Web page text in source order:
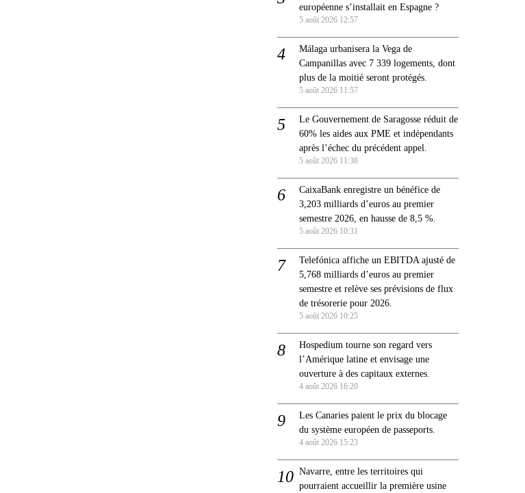
européenne s’installait en Espagne ?
5 août 2026 12:57
Málaga urbanisera la Vega de
Campanillas avec 7 339 logements, dont
plus de la moitié seront protégés.
5 août 2026 11:57
Le Gouvernement de Saragosse réduit de
60% les aides aux PME et indépendants
après l’échec du précédent appel.
5 août 2026 11:38
CaixaBank enregistre un bénéfice de
3,203 milliards d’euros au premier
semestre 2026, en hausse de 8,5 %.
5 août 2026 10:31
Telefónica affiche un EBITDA ajusté de
5,768 milliards d’euros au premier
semestre et relève ses prévisions de flux
de trésorerie pour 2026.
5 août 2026 10:25
Hospedium tourne son regard vers
l’Amérique latine et envisage une
ouverture à des capitaux externes.
4 août 2026 16:20
Les Canaries paient le prix du blocage
du système européen de passeports.
4 août 2026 15:23
Navarre, entre les territoires qui
pourraient accueillir la première usine